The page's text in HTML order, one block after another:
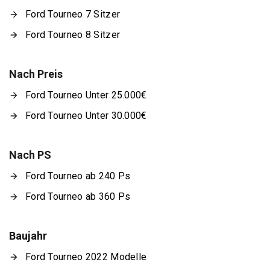
Ford Tourneo 7 Sitzer
Ford Tourneo 8 Sitzer
Nach Preis
Ford Tourneo Unter 25.000€
Ford Tourneo Unter 30.000€
Nach PS
Ford Tourneo ab 240 Ps
Ford Tourneo ab 360 Ps
Baujahr
Ford Tourneo 2022 Modelle